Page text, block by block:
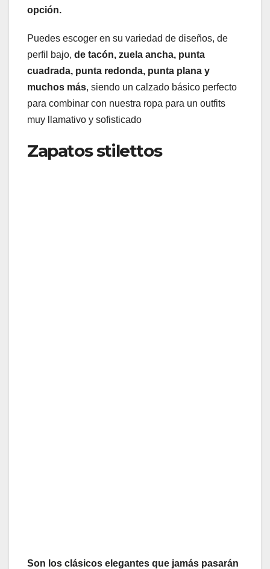
opción.
Puedes escoger en su variedad de diseños, de
perfil bajo, de tacón, zuela ancha, punta
cuadrada, punta redonda, punta plana y
muchos más, siendo un calzado básico perfecto
para combinar con nuestra ropa para un outfits
muy llamativo y sofisticado
Zapatos stilettos
Son los clásicos elegantes que jamás pasarán